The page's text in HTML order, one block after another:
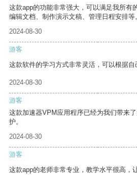
这款app的功能非常强大，可以满足我所有
编辑文档、制作演示文稿、管理日程安排等
2024-08-30
游客
这款软件的学习方式非常灵活，可以根据自
2024-08-30
游客
这款加速器VPM应用程序已经为我们带来
护。
2024-08-30
游客
这款app的老师非常专业，教学水平很高，